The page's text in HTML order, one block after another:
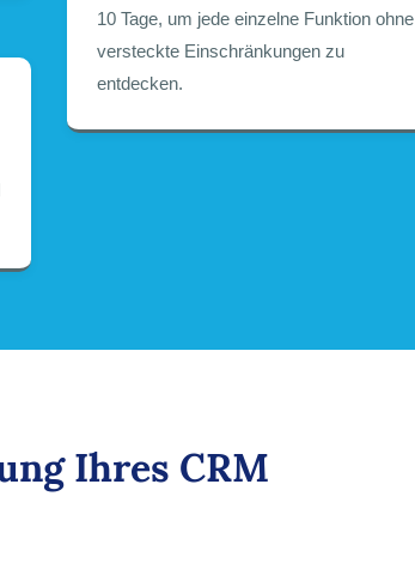
10 Tage, um jede einzelne Funktion ohne
versteckte Einschränkungen zu
entdecken.
Ihres CRM